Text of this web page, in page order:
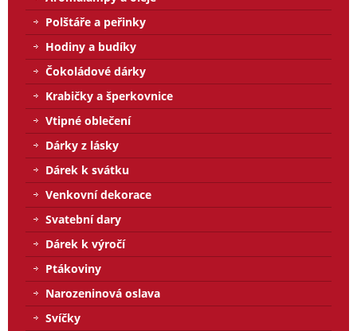
Polštáře a peřinky
Hodiny a budíky
Čokoládové dárky
Krabičky a šperkovnice
Vtipné oblečení
Dárky z lásky
Dárek k svátku
Venkovní dekorace
Svatební dary
Dárek k výročí
Ptákoviny
Narozeninová oslava
Svíčky